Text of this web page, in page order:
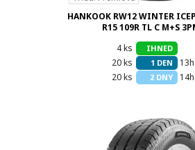
HANKOOK RW12 WINTER
R15 109R TL C M+S
IHNED
4 ks
13h
1 DEN
20 ks
14h
2 DNY
20 ks